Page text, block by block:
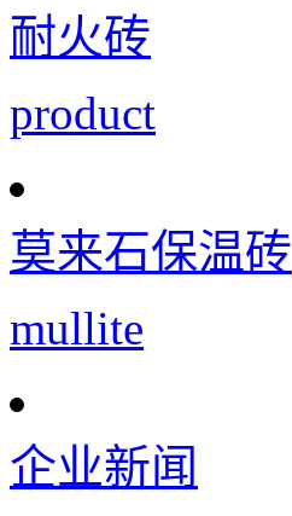
耐火砖
product
莫来石保温砖
mullite
企业新闻